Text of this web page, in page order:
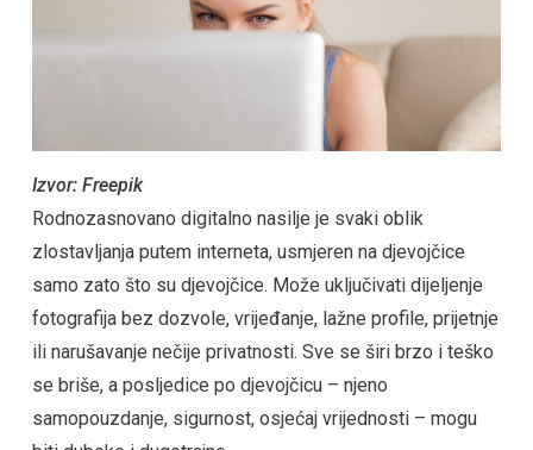
Izvor: Freepik
Rodnozasnovano digitalno nasilje je svaki oblik
zlostavljanja putem interneta, usmjeren na djevojčice
samo zato što su djevojčice. Može uključivati dijeljenje
fotografija bez dozvole, vrijeđanje, lažne profile, prijetnje
ili narušavanje nečije privatnosti. Sve se širi brzo i teško
se briše, a posljedice po djevojčicu – njeno
samopouzdanje, sigurnost, osjećaj vrijednosti – mogu